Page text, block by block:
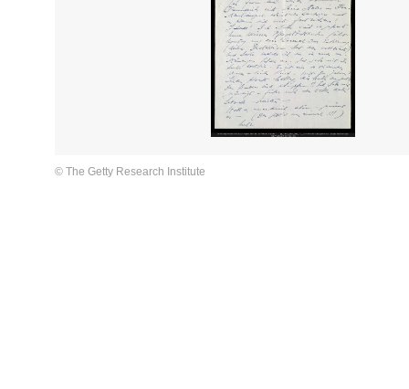
© The Getty Research Institute